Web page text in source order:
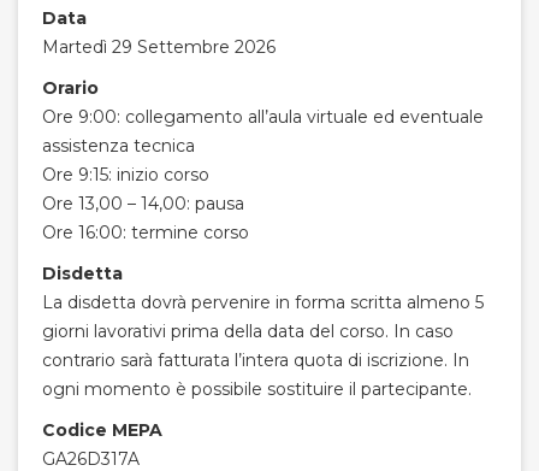
Data
Martedì 29 Settembre 2026
Orario
Ore 9:00: collegamento all’aula virtuale ed eventuale
assistenza tecnica
Ore 9:15: inizio corso
Ore 13,00 – 14,00: pausa
Ore 16:00: termine corso
Disdetta
La disdetta dovrà pervenire in forma scritta almeno 5
giorni lavorativi prima della data del corso. In caso
contrario sarà fatturata l’intera quota di iscrizione. In
ogni momento è possibile sostituire il partecipante.
Codice MEPA
GA26D317A